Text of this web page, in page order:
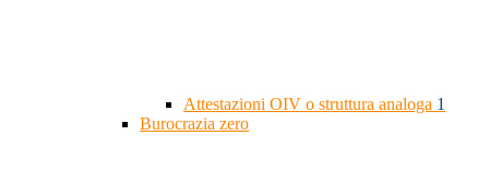
Attestazioni OIV o struttura analoga 1
Burocrazia zero